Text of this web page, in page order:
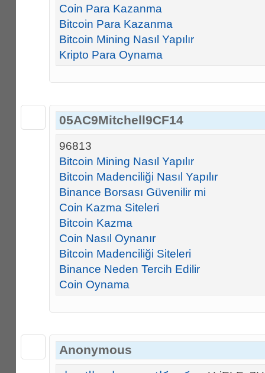
Coin Para Kazanma
Bitcoin Para Kazanma
Bitcoin Mining Nasıl Yapılır
Kripto Para Oynama
05AC9Mitchell9CF14
96813
Bitcoin Mining Nasıl Yapılır
Bitcoin Madenciliği Nasıl Yapılır
Binance Borsası Güvenilir mi
Coin Kazma Siteleri
Bitcoin Kazma
Coin Nasıl Oynanır
Bitcoin Madenciliği Siteleri
Binance Neden Tercih Edilir
Coin Oynama
Anonymous